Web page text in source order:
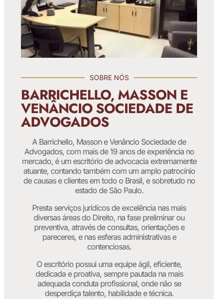
SOBRE NÓS
BARRICHELLO, MASSON E
VENÂNCIO SOCIEDADE DE
ADVOGADOS
A Barrichello, Masson e Venâncio Sociedade de
Advogados, com mais de 19 anos de experiência no
mercado, é um escritório de advocacia extremamente
atuante, contando também com um amplo patrocínio
de causas e clientes em todo o Brasil, e sobretudo no
estado de São Paulo.
Presta serviços jurídicos de excelência nas mais
diversas áreas do Direito, na fase preliminar ou
preventiva, através de consultas, orientações e
pareceres, e nas esferas administrativas e
contenciosas.
O escritório possui uma equipe ágil, eficiente,
dedicada e proativa, sempre pautada na mais
adequada conduta profissional, onde não se
desperdiça talento, habilidade e técnica.